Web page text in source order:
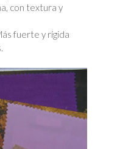
con textura y
fuerte y rígida